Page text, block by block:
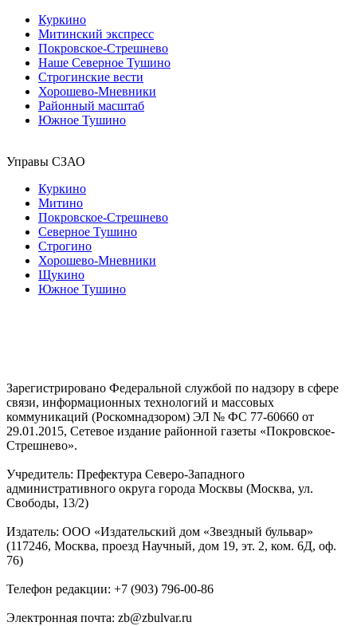
Куркино
Митинский экспресс
Покровское-Стрешнево
Наше Северное Тушино
Строгинские вести
Хорошево-Мневники
Районный масштаб
Южное Тушино
Управы СЗАО
Куркино
Митино
Покровское-Стрешнево
Северное Тушино
Строгино
Хорошево-Мневники
Щукино
Южное Тушино
Зарегистрировано Федеральной службой по надзору в сфере
связи, информационных технологий и массовых
коммуникаций (Роскомнадзором) ЭЛ № ФС 77-60660 от
29.01.2015, Сетевое издание районной газеты «Покровское-
Стрешнево».
Учредитель: Префектура Северо-Западного
административного округа города Москвы (Москва, ул.
Свободы, 13/2)
Издатель: ООО «Издательский дом «Звездный бульвар»
(117246, Москва, проезд Научный, дом 19, эт. 2, ком. 6Д, оф.
76)
Телефон редакции: +7 (903) 796-00-86
Электронная почта: zb@zbulvar.ru